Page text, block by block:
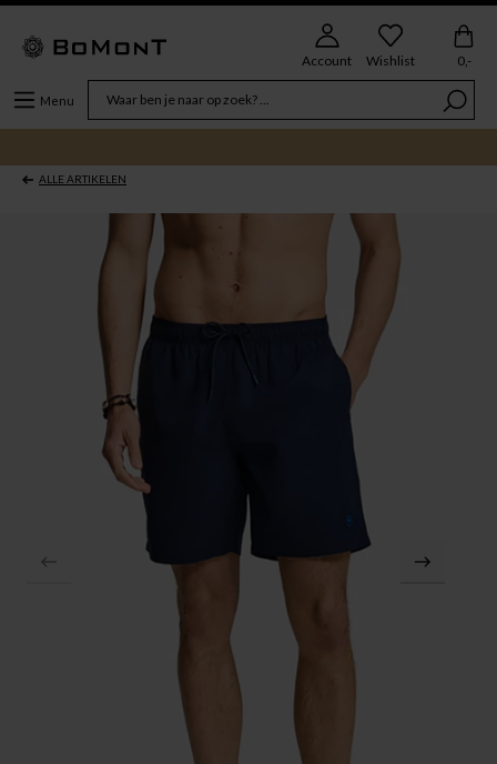
Menu
Account Wishlist 0,-
ALLE ARTIKELEN